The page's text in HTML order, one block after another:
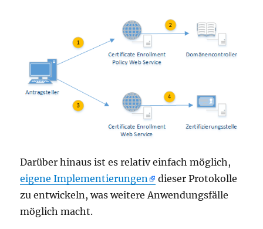
Darüber hinaus ist es relativ einfach möglich,
eigene Implementierungen
dieser Protokolle
zu entwickeln, was weitere Anwendungsfälle
möglich macht.